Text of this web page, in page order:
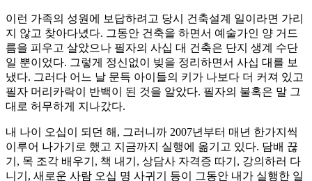
이런 가족의 성원에 보답하려고 당시 건축설계 일이라면 가리
지 않고 찾아다녔다. 그동안 건축을 하면서 예술가인 양 거드
름을 피우고 살았으나 필자의 사십 대 건축은 단지 생계 수단
일 뿐이었다. 그렇게 정신없이 빚을 정리하면서 사십 대를 보
냈다. 그러다 어느 날 문득 아이들의 키가 나보다 더 커져 있고
필자 머리카락이 반백이 된 것을 알았다. 필자의 불혹은 말 그
대로 허무하게 지나갔다.
내 나이 오십이 되던 해, 그러니까 2007년부터 매년 한가지씩
이루어 나가기로 했고 지금까지 실행에 옮기고 있다. 담배 끊
기, 목 조각 배우기, 책 내기, 상담사 자격증 따기, 강의하러 다
니기, 새로운 사람 오십 명 사귀기 등이 그동안 내가 실행한 일